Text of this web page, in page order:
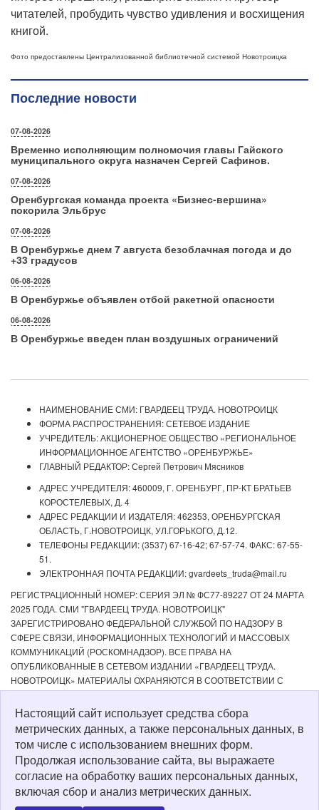
читателей, пробудить чувство удивления и восхищения
книгой.
Фото предоставлены Централизованной библиотечной системой Новотроицка
Последние новости
07-08-2026
Временно исполняющим полномочия главы Гайского
муниципального округа назначен Сергей Сафинов.
07-08-2026
Оренбургская команда проекта «Бизнес‑вершина»
покорила Эльбрус
07-08-2026
В Оренбуржье днем 7 августа безоблачная погода и до
+33 градусов
06-08-2026
В Оренбуржье объявлен отбой ракетной опасности
06-08-2026
В Оренбуржье введен план воздушных ограничений
НАИМЕНОВАНИЕ СМИ: ГВАРДЕЕЦ ТРУДА. НОВОТРОИЦК
ФОРМА РАСПРОСТРАНЕНИЯ: СЕТЕВОЕ ИЗДАНИЕ
УЧРЕДИТЕЛЬ: АКЦИОНЕРНОЕ ОБЩЕСТВО «РЕГИОНАЛЬНОЕ
ИНФОРМАЦИОННОЕ АГЕНТСТВО «ОРЕНБУРЖЬЕ»
ГЛАВНЫЙ РЕДАКТОР: Сергей Петрович Мясников
АДРЕС УЧРЕДИТЕЛЯ: 460009, Г. ОРЕНБУРГ, ПР-КТ БРАТЬЕВ
КОРОСТЕЛЕВЫХ, Д. 4
АДРЕС РЕДАКЦИИ И ИЗДАТЕЛЯ: 462353, ОРЕНБУРГСКАЯ
ОБЛАСТЬ, Г.НОВОТРОИЦК, УЛ.ГОРЬКОГО, Д.12.
ТЕЛЕФОНЫ РЕДАКЦИИ: (3537) 67-16-42; 67-57-74. ФАКС: 67-55-
51.
ЭЛЕКТРОННАЯ ПОЧТА РЕДАКЦИИ: gvardeets_truda@mail.ru
РЕГИСТРАЦИОННЫЙ НОМЕР: СЕРИЯ ЭЛ № ФС77-89227 ОТ 24 МАРТА
2025 ГОДА. СМИ "ГВАРДЕЕЦ ТРУДА. НОВОТРОИЦК"
ЗАРЕГИСТРИРОВАНО ФЕДЕРАЛЬНОЙ СЛУЖБОЙ ПО НАДЗОРУ В
СФЕРЕ СВЯЗИ, ИНФОРМАЦИОННЫХ ТЕХНОЛОГИЙ И МАССОВЫХ
КОММУНИКАЦИЙ (РОСКОМНАДЗОР). ВСЕ ПРАВА НА
ОПУБЛИКОВАННЫЕ В СЕТЕВОМ ИЗДАНИИ «ГВАРДЕЕЦ ТРУДА.
НОВОТРОИЦК» МАТЕРИАЛЫ ОХРАНЯЮТСЯ В СООТВЕТСТВИИ С
ЗАКОНОДАТЕЛЬСТВОМ РФ. ЛЮБОЕ ИСПОЛЬЗОВАНИЕ МАТЕРИАЛОВ
ДОПУСКАЕТСЯ ТОЛЬКО ПО СОГЛАСОВАНИЮ С РЕДАКЦИЕЙ С
ОБЯЗАТЕЛЬНОЙ АКТИВНОЙ ССЫЛКОЙ НА ИСТОЧНИК. РЕДАКЦИЯ НЕ
НЕСЕТ ОТВЕТСТВЕННОСТИ ЗА ДОСТОВЕРНОСТЬ РЕКЛАМНЫХ
МАТЕРИАЛОВ, РАЗМЕЩЕННЫХ В СЕТЕВОМ ИЗДАНИИ «ГВАРДЕЕЦ
ТРУДА. НОВОТРОИЦК», А ТАКЖЕ ЗА СОДЕРЖАНИЕ ВЕБ-САЙТОВ, НА
КОТОРЫЕ ДАНЫ ГИПЕРССЫЛКИ. ДЛЯ ДЕТЕЙ СТАРШЕ 16 ЛЕТ.
Политика о персональных данных
Настоящий сайт использует средства сбора
метрических данных, а также персональных данных, в
том числе с использованием внешних форм.
Продолжая использование сайта, вы выражаете
согласие на обработку ваших персональных данных,
включая сбор и анализ метрических данных.